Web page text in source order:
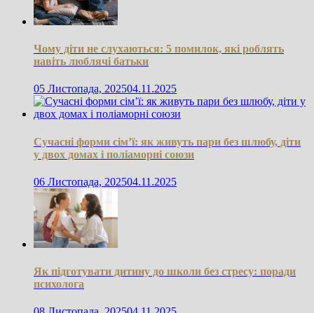
Чому діти не слухаються: 5 помилок, які роблять
навіть люблячі батьки
05 Листопада, 202504.11.2025
Сучасні форми сім’ї: як живуть пари без шлюбу, діти
у двох домах і поліаморні союзи
06 Листопада, 202504.11.2025
Як підготувати дитину до школи без стресу: поради
психолога